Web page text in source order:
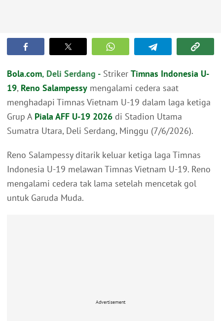
Bola.com, Deli Serdang - Striker Timnas Indonesia U-
19, Reno Salampessy mengalami cedera saat
menghadapi Timnas Vietnam U-19 dalam laga ketiga
Grup A Piala AFF U-19 2026 di Stadion Utama
Sumatra Utara, Deli Serdang, Minggu (7/6/2026).
Reno Salampessy ditarik keluar ketiga laga Timnas
Indonesia U-19 melawan Timnas Vietnam U-19. Reno
mengalami cedera tak lama setelah mencetak gol
untuk Garuda Muda.
Advertisement